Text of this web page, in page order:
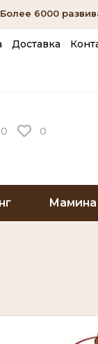
Более 6000
Доставка
0 0
Мамина